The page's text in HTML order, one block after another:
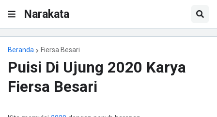
Narakata
Beranda Fiersa Besari
Puisi Di Ujung 2020 Karya
Fiersa Besari